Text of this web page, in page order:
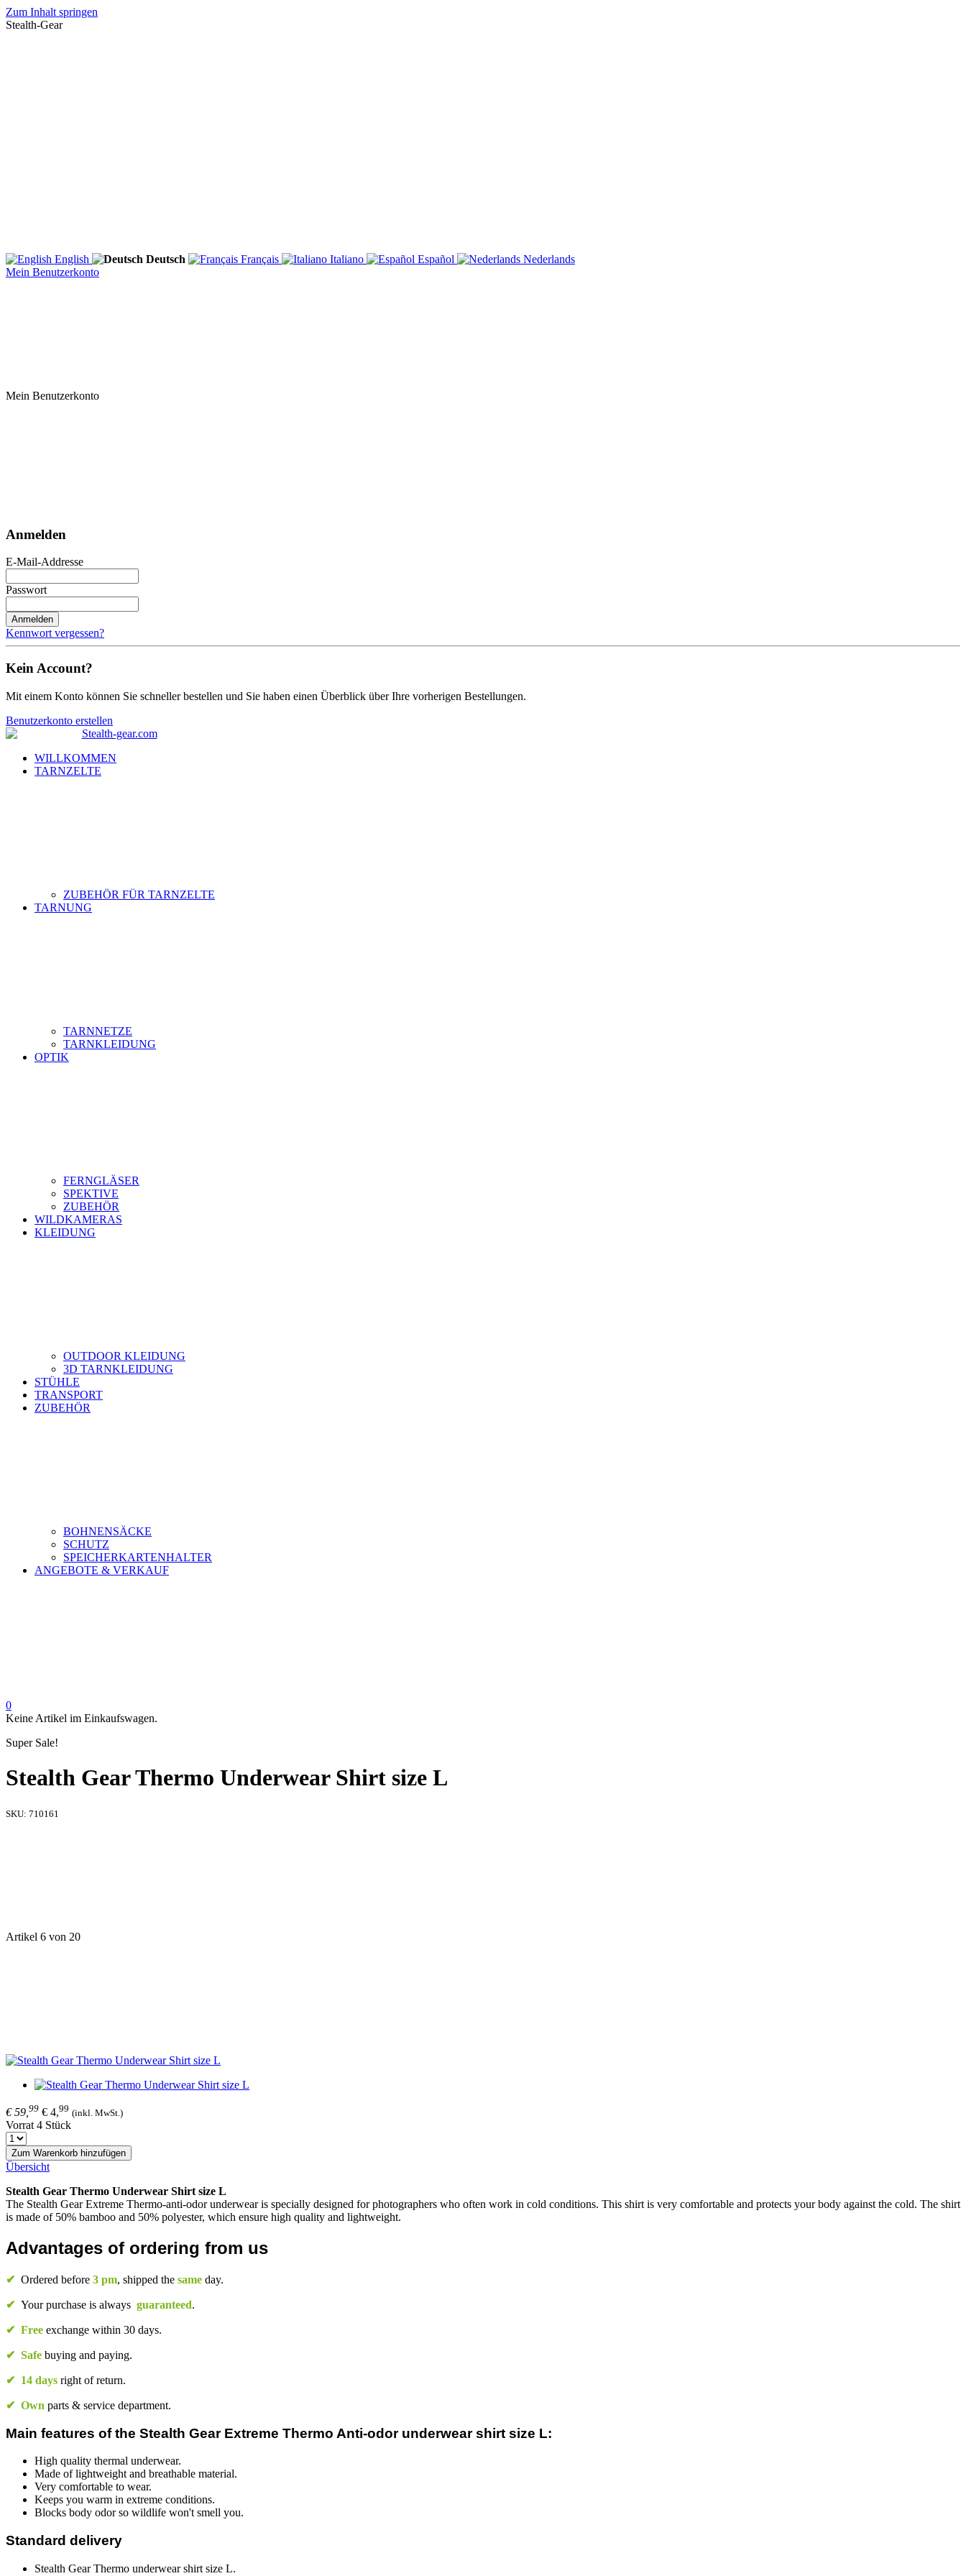
Zum Inhalt springen
Stealth-Gear
English Deutsch Français Italiano Español
Nederlands
Mein Benutzerkonto
Mein Benutzerkonto
Anmelden
E-Mail-Addresse
Passwort
Anmelden
Kennwort vergessen?
Kein Account?
Mit einem Konto können Sie schneller bestellen und Sie haben einen Überblick über Ihre vorherigen Bestellungen.
Benutzerkonto erstellen
WILLKOMMEN
TARNZELTE
ZUBEHÖR FÜR TARNZELTE
TARNUNG
TARNNETZE
TARNKLEIDUNG
OPTIK
FERNGLÄSER
SPEKTIVE
ZUBEHÖR
WILDKAMERAS
KLEIDUNG
OUTDOOR KLEIDUNG
3D TARNKLEIDUNG
STÜHLE
TRANSPORT
ZUBEHÖR
BOHNENSÄCKE
SCHUTZ
SPEICHERKARTENHALTER
ANGEBOTE & VERKAUF
0
Keine Artikel im Einkaufswagen.
Super Sale!
Stealth Gear Thermo Underwear Shirt size L
SKU: 710161
Artikel 6 von 20
€ 59, 99 € 4,99 (inkl. MwSt.)
Vorrat 4 Stück
Zum Warenkorb hinzufügen
Übersicht
Stealth Gear Thermo Underwear Shirt size L
The Stealth Gear Extreme Thermo-anti-odor underwear is specially designed for photographers who often work in cold conditions. This shirt is very comfortable and protects your body against the cold. The shirt
is made of 50% bamboo and 50% polyester, which ensure high quality and lightweight.
Advantages of ordering from us
✔ Ordered before 3 pm, shipped the same day.
✔ Your purchase is always guaranteed.
✔ Free exchange within 30 days.
✔ Safe buying and paying.
✔ 14 days right of return.
✔ Own parts & service department.
Main features of the Stealth Gear Extreme Thermo Anti-odor underwear shirt size L:
High quality thermal underwear.
Made of lightweight and breathable material.
Very comfortable to wear.
Keeps you warm in extreme conditions.
Blocks body odor so wildlife won't smell you.
Standard delivery
Stealth Gear Thermo underwear shirt size L.